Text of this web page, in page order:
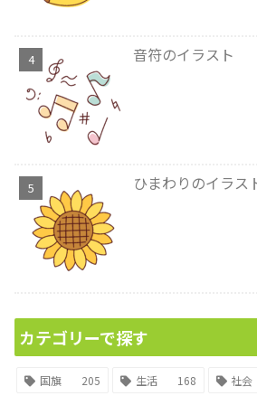
音符のイラスト
ひまわりのイラス
カテゴリーで探す
国旗 205 生活 168 社会